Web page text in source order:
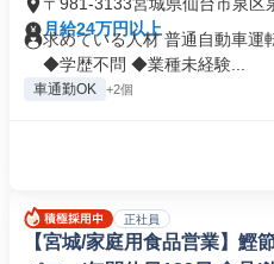
月給24万円以上
求めている人材 普通自動車
◆学歴不問 ◆業種未経験...
車通勤OK +2個
正社員
【宮城/家庭用食品営業】鰹